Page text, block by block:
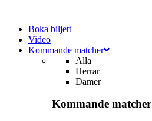
Boka biljett
Video
Kommande matcher
Alla
Herrar
Damer
Kommande matcher